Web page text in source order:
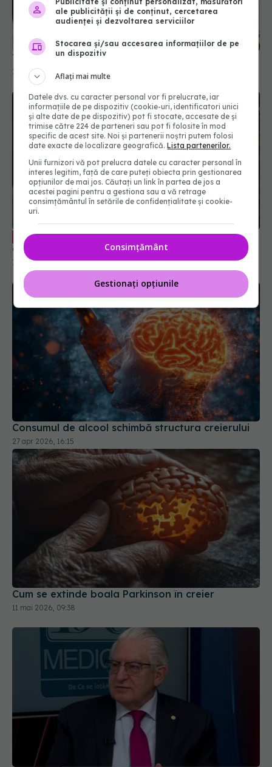
Testul care prezice demența cu 25 de ani înainte
29 mar 2026, 15:56
EXCLUSIV Stresul și burnout-ul: efecte asupra
creierului explicate de dr. Vlad Ciurea
18 apr 2026, 21:59
Consumul de alcool schimbă structura creierului
27 apr 2026, 16:15
Cum se extinde boala Parkinson în creier
11 mai 2026, 09:38
ale publicității și de conținut, cercetarea
audienței și dezvoltarea serviciilor
Stocarea și/sau accesarea informațiilor de pe
un dispozitiv
Aflați mai multe
Datele dvs. cu caracter personal vor fi prelucrate, iar
informațiile de pe dispozitiv (cookie-uri, identificatori unici
și alte date de pe dispozitiv) pot fi stocate, accesate de și
trimise către 224 de parteneri sau pot fi folosite în mod
specific de acest site. Noi și partenerii noștri putem folosi
date exacte de localizare geografică.Lista partenerilor.
Unii furnizori vă pot prelucra datele cu caracter personal în
interes legitim, față de care puteți obiecta prin gestionarea
opțiunilor de mai jos. Căutați un link în partea de jos a
acestei pagini pentru a gestiona sau a vă retrage
consimțământul în setările de confidențialitate și cookie-
uri.
Consimțământ
Gestionați opțiunile